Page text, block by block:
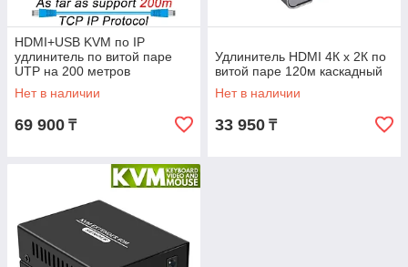
HDMI+USB KVM по IP
удлинитель по витой паре
UTP на 200 метров
Нет в наличии
69 900 ₸
Удлинитель HDMI 4К х 2К по
витой паре 120м каскадный
Нет в наличии
33 950 ₸